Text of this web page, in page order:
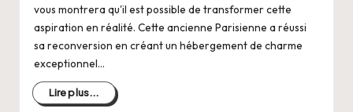
vous montrera qu'il est possible de transformer cette
aspiration en réalité. Cette ancienne Parisienne a réussi
sa reconversion en créant un hébergement de charme
exceptionnel…
Lire plus...